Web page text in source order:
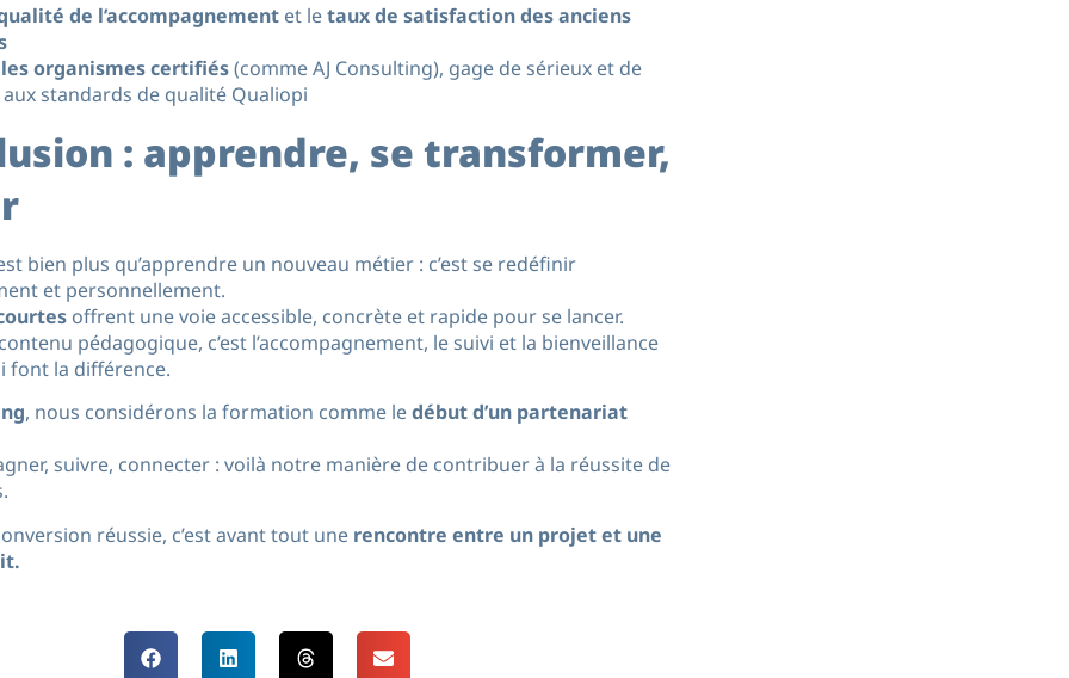
de l’accompagnement et letaux de satisfaction des anciens
organismes certifiés(comme AJ Consulting), gage de sérieux et de
standards de qualité Qualiopi
: apprendre, se transformer,
bien plus qu’apprendre un nouveau métier : c’est se redéfinir
et personnellement.
offrent une voie accessible, concrète et rapide pour se lancer.
pédagogique, c’est l’accompagnement, le suivi et la bienveillance
font la différence.
, nous considérons la formation comme ledébut d’un partenariat
suivre, connecter : voilà notre manière de contribuer à la réussite de
réussie, c’est avant tout une rencontre entre un projet et une